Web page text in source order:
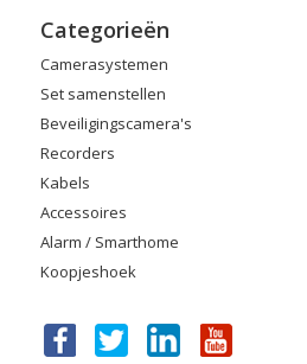
Categorieën
Camerasystemen
Set samenstellen
Beveiligingscamera's
Recorders
Kabels
Accessoires
Alarm / Smarthome
Koopjeshoek